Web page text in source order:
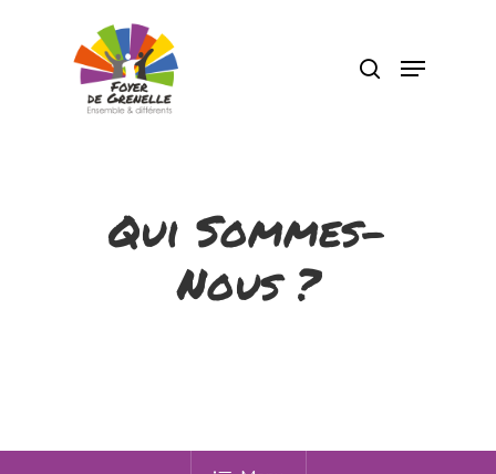
Pressez Entrée pour rechercher ou Echap
Qui Sommes-
Nous ?